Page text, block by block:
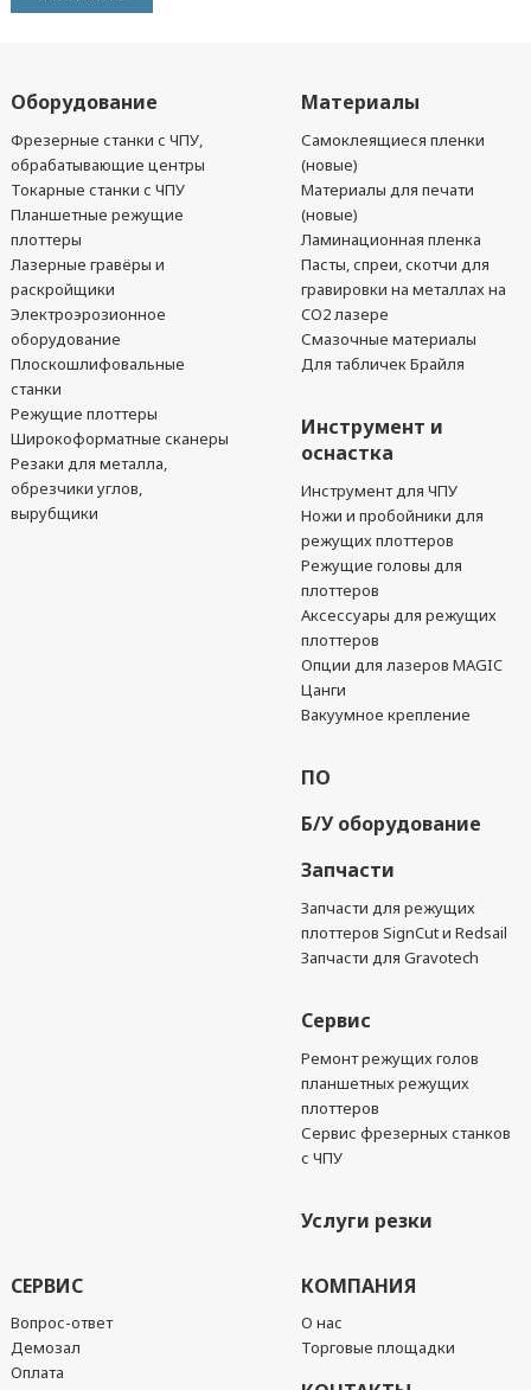
Оборудование
Фрезерные станки с ЧПУ,
обрабатывающие центры
Токарные станки с ЧПУ
Планшетные режущие
плоттеры
Лазерные гравёры и
раскройщики
Электроэрозионное
оборудование
Плоскошлифовальные
станки
Режущие плоттеры
Широкоформатные сканеры
Резаки для металла,
обрезчики углов,
вырубщики
Материалы
Самоклеящиеся пленки
(новые)
Материалы для печати
(новые)
Ламинационная пленка
Пасты, спреи, скотчи для
гравировки на металлах на
CO2 лазере
Смазочные материалы
Для табличек Брайля
Инструмент и
оснастка
Инструмент для ЧПУ
Ножи и пробойники для
режущих плоттеров
Режущие головы для
плоттеров
Аксессуары для режущих
плоттеров
Опции для лазеров MAGIC
Цанги
Вакуумное крепление
ПО
Б/У оборудование
Запчасти
Запчасти для режущих
плоттеров SignCut и Redsail
Запчасти для Gravotech
Сервис
Ремонт режущих голов
планшетных режущих
плоттеров
Сервис фрезерных станков
с ЧПУ
Услуги резки
СЕРВИС
Вопрос-ответ
Демозал
Оплата
КОМПАНИЯ
О нас
Торговые площадки